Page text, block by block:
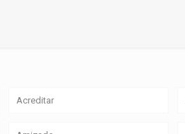
Acreditar